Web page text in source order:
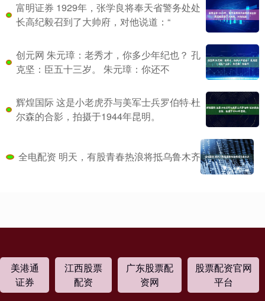
富明证券 1929年，张学良将奉天省警务处处
长高纪毅召到了大帅府，对他说道：“
创元网 朱元璋：老秀才，你多少年纪也？ 孔
克坚：臣五十三岁。 朱元璋：你还不
辉煌国际 这是小老虎乔与美军士兵罗伯特·杜
尔森的合影，拍摄于1944年昆明。
全电配资 明天，有股青春热浪将抵乌鲁木齐
美港通
证券
江西股票
配资
广东股票配
资网
股票配资官网
平台